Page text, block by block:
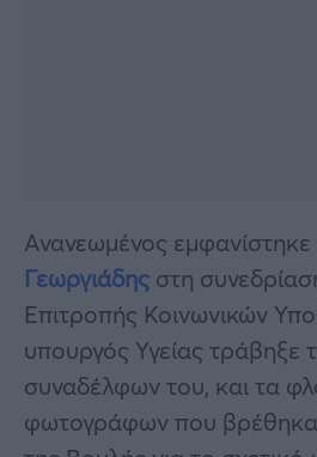
Ανανεωμένος
Γεωργιάδης στη
Επιτροπής Κοινωνικών
υπουργός Υγείας τράβηξε
συναδέλφων του, και τα
φωτογράφων που